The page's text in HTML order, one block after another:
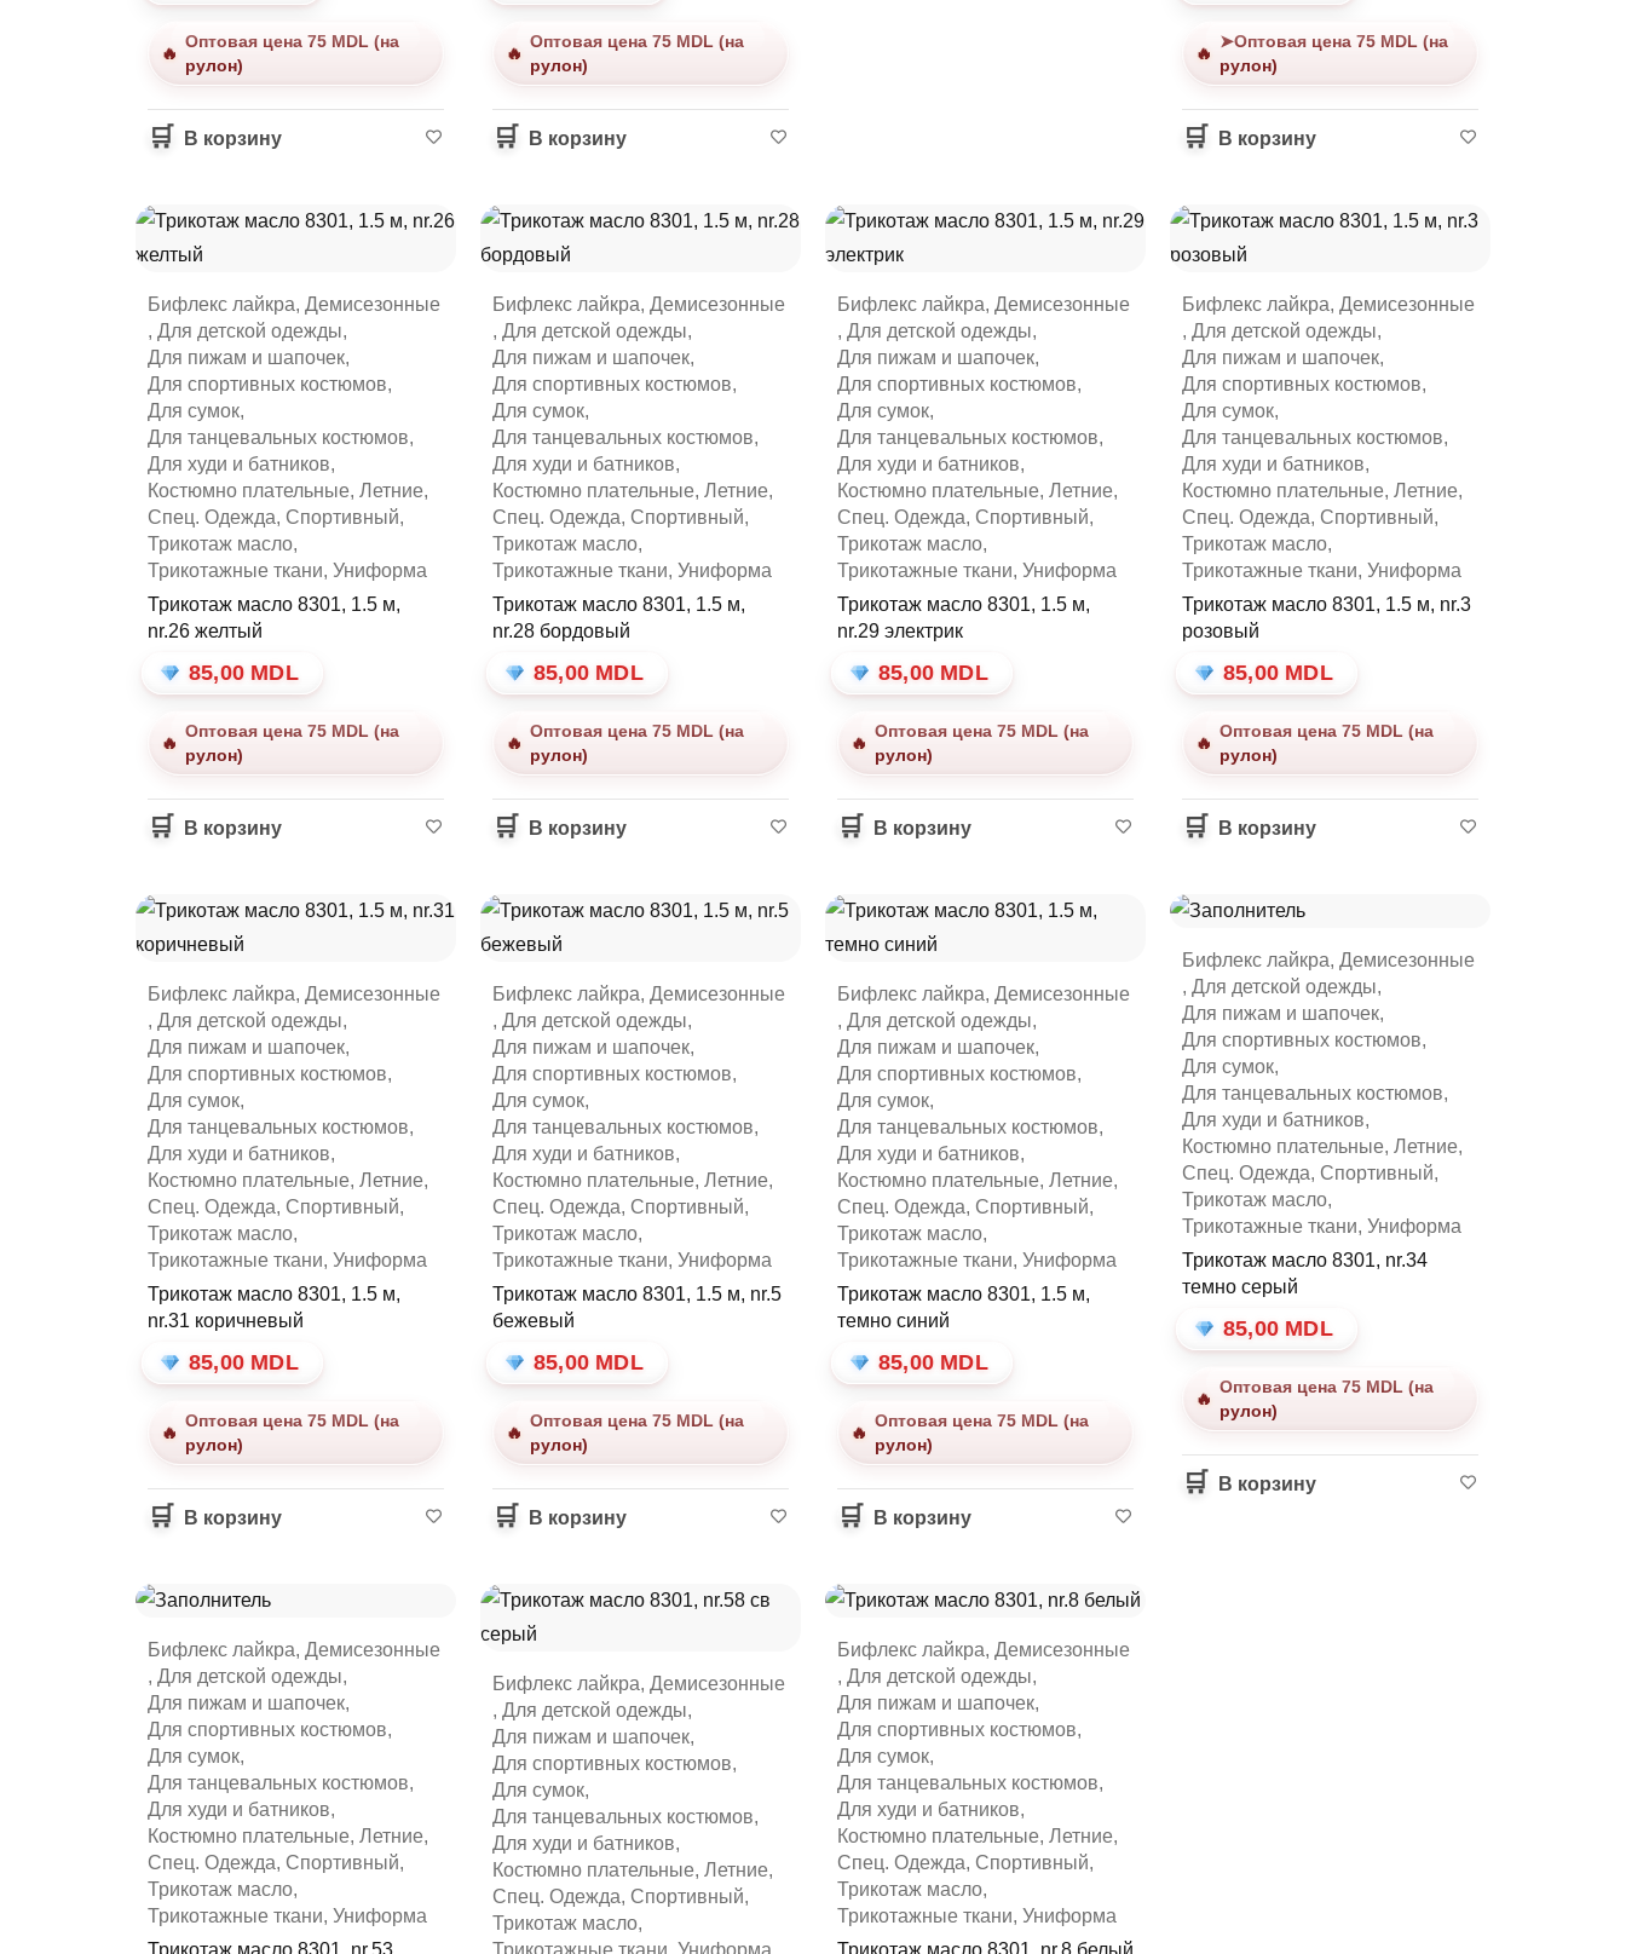
Оптовая цена 75 MDL (на
рулон)
В корзину
Оптовая цена 75 MDL (на
рулон)
В корзину
➤Оптовая цена 75 MDL (на
рулон)
В корзину
Бифлекс лайкра, Демисезонные
, Для детской одежды,
Для пижам и шапочек,
Для спортивных костюмов,
Для сумок,
Для танцевальных костюмов,
Для худи и батников,
Костюмно плательные, Летние,
Спец. Одежда, Спортивный,
Трикотаж масло,
Трикотажные ткани, Униформа
Трикотаж масло 8301, 1.5 м,
nr.26 желтый
85,00 MDL
Оптовая цена 75 MDL (на
рулон)
В корзину
Бифлекс лайкра, Демисезонные
, Для детской одежды,
Для пижам и шапочек,
Для спортивных костюмов,
Для сумок,
Для танцевальных костюмов,
Для худи и батников,
Костюмно плательные, Летние,
Спец. Одежда, Спортивный,
Трикотаж масло,
Трикотажные ткани, Униформа
Трикотаж масло 8301, 1.5 м,
nr.28 бордовый
85,00 MDL
Оптовая цена 75 MDL (на
рулон)
В корзину
Бифлекс лайкра, Демисезонные
, Для детской одежды,
Для пижам и шапочек,
Для спортивных костюмов,
Для сумок,
Для танцевальных костюмов,
Для худи и батников,
Костюмно плательные, Летние,
Спец. Одежда, Спортивный,
Трикотаж масло,
Трикотажные ткани, Униформа
Трикотаж масло 8301, 1.5 м,
nr.29 электрик
85,00 MDL
Оптовая цена 75 MDL (на
рулон)
В корзину
Бифлекс лайкра, Демисезонные
, Для детской одежды,
Для пижам и шапочек,
Для спортивных костюмов,
Для сумок,
Для танцевальных костюмов,
Для худи и батников,
Костюмно плательные, Летние,
Спец. Одежда, Спортивный,
Трикотаж масло,
Трикотажные ткани, Униформа
Трикотаж масло 8301, 1.5 м, nr.3
розовый
85,00 MDL
Оптовая цена 75 MDL (на
рулон)
В корзину
Бифлекс лайкра, Демисезонные
, Для детской одежды,
Для пижам и шапочек,
Для спортивных костюмов,
Для сумок,
Для танцевальных костюмов,
Для худи и батников,
Костюмно плательные, Летние,
Спец. Одежда, Спортивный,
Трикотаж масло,
Трикотажные ткани, Униформа
Трикотаж масло 8301, 1.5 м,
nr.31 коричневый
85,00 MDL
Оптовая цена 75 MDL (на
рулон)
В корзину
Бифлекс лайкра, Демисезонные
, Для детской одежды,
Для пижам и шапочек,
Для спортивных костюмов,
Для сумок,
Для танцевальных костюмов,
Для худи и батников,
Костюмно плательные, Летние,
Спец. Одежда, Спортивный,
Трикотаж масло,
Трикотажные ткани, Униформа
Трикотаж масло 8301, 1.5 м, nr.5
бежевый
85,00 MDL
Оптовая цена 75 MDL (на
рулон)
В корзину
Бифлекс лайкра, Демисезонные
, Для детской одежды,
Для пижам и шапочек,
Для спортивных костюмов,
Для сумок,
Для танцевальных костюмов,
Для худи и батников,
Костюмно плательные, Летние,
Спец. Одежда, Спортивный,
Трикотаж масло,
Трикотажные ткани, Униформа
Трикотаж масло 8301, 1.5 м,
темно синий
85,00 MDL
Оптовая цена 75 MDL (на
рулон)
В корзину
Бифлекс лайкра, Демисезонные
, Для детской одежды,
Для пижам и шапочек,
Для спортивных костюмов,
Для сумок,
Для танцевальных костюмов,
Для худи и батников,
Костюмно плательные, Летние,
Спец. Одежда, Спортивный,
Трикотаж масло,
Трикотажные ткани, Униформа
Трикотаж масло 8301, nr.34
темно серый
85,00 MDL
Оптовая цена 75 MDL (на
рулон)
В корзину
Бифлекс лайкра, Демисезонные
, Для детской одежды,
Для пижам и шапочек,
Для спортивных костюмов,
Для сумок,
Для танцевальных костюмов,
Для худи и батников,
Костюмно плательные, Летние,
Спец. Одежда, Спортивный,
Трикотаж масло,
Трикотажные ткани, Униформа
Трикотаж масло 8301, nr.53
Бифлекс лайкра, Демисезонные
, Для детской одежды,
Для пижам и шапочек,
Для спортивных костюмов,
Для сумок,
Для танцевальных костюмов,
Для худи и батников,
Костюмно плательные, Летние,
Спец. Одежда, Спортивный,
Трикотаж масло,
Трикотажные ткани Униформа
Бифлекс лайкра, Демисезонные
, Для детской одежды,
Для пижам и шапочек,
Для спортивных костюмов,
Для сумок,
Для танцевальных костюмов,
Для худи и батников,
Костюмно плательные, Летние,
Спец. Одежда, Спортивный,
Трикотаж масло,
Трикотажные ткани, Униформа
Трикотаж масло 8301, nr.8 белый